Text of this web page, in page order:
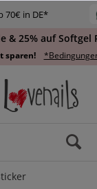
70€ in DE*
& 25% auf Softgel
sparen!